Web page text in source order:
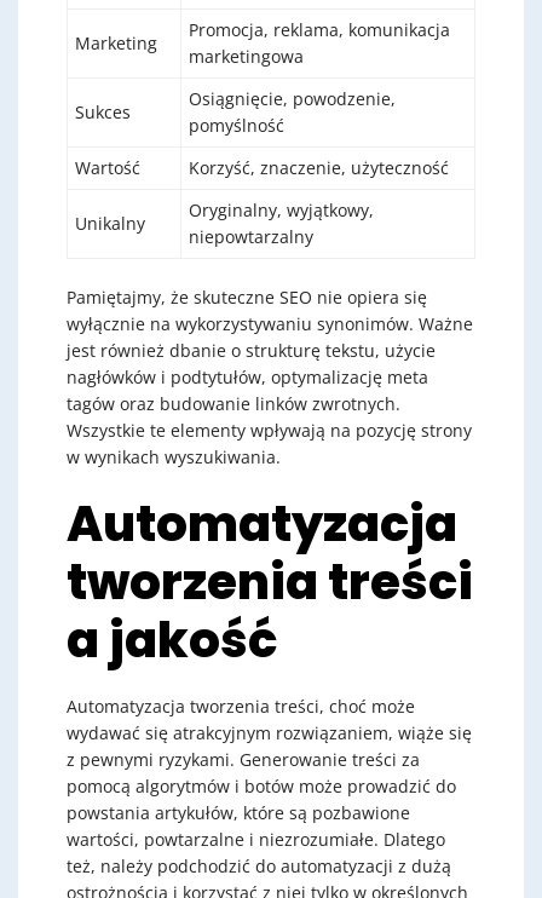
Marketing
Promocja, reklama, komunikacja
marketingowa
Sukces
Osiągnięcie, powodzenie,
pomyślność
Wartość
Korzyść, znaczenie, użyteczność
Unikalny
Oryginalny, wyjątkowy,
niepowtarzalny
Pamiętajmy, że skuteczne SEO nie opiera się
wyłącznie na wykorzystywaniu synonimów. Ważne
jest również dbanie o strukturę tekstu, użycie
nagłówków i podtytułów, optymalizację meta
tagów oraz budowanie linków zwrotnych.
Wszystkie te elementy wpływają na pozycję strony
w wynikach wyszukiwania.
Automatyzacja
tworzenia treści
a jakość
Automatyzacja tworzenia treści, choć może
wydawać się atrakcyjnym rozwiązaniem, wiąże się
z pewnymi ryzykami. Generowanie treści za
pomocą algorytmów i botów może prowadzić do
powstania artykułów, które są pozbawione
wartości, powtarzalne i niezrozumiałe. Dlatego
też, należy podchodzić do automatyzacji z dużą
ostrożnością i korzystać z niej tylko w określonych